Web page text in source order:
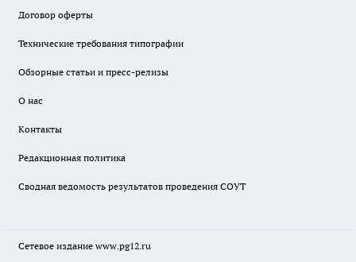
Договор оферты
Технические требования типографии
Обзорные статьи и пресс-релизы
О нас
Контакты
Редакционная политика
Сводная ведомость результатов проведения СОУТ
Сетевое издание www.pg12.ru